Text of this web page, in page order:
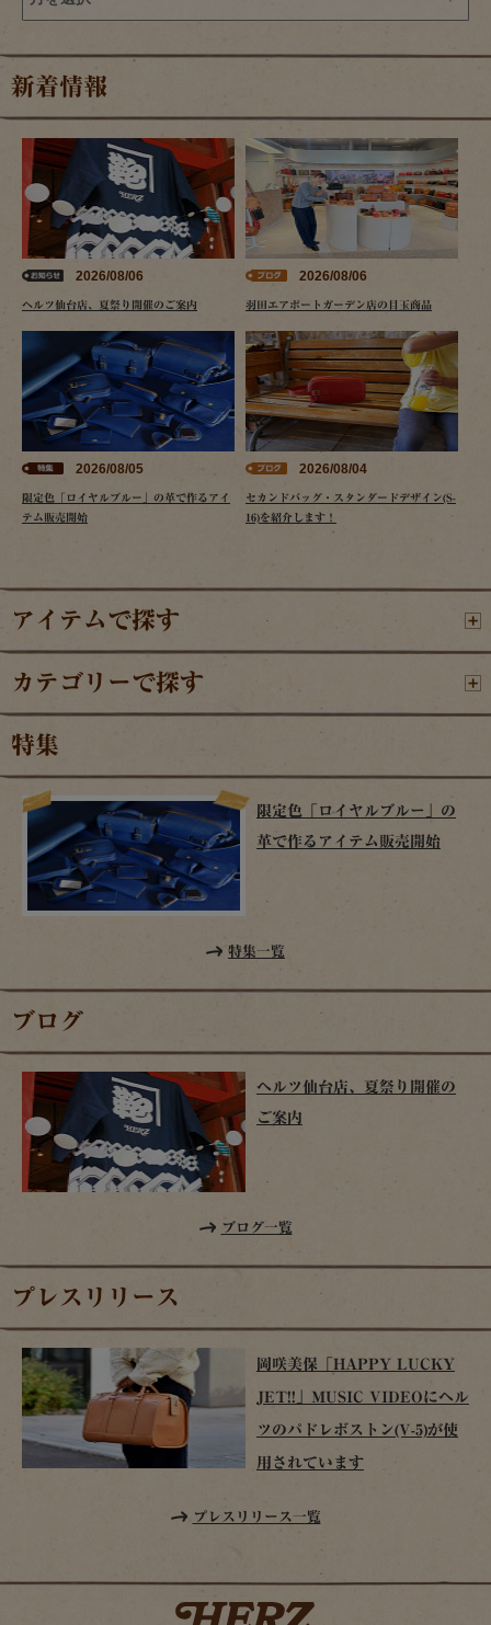
新着情報
2026/08/06
ヘルツ仙台店、夏祭り開催のご案内
2026/08/06
羽田エアポートガーデン店の目玉商品
2026/08/05
限定色「ロイヤルブルー」の革で作るアイ
テム販売開始
2026/08/04
セカンドバッグ・スタンダードデザイン(S-
16)を紹介します！
アイテムで探す
カテゴリーで探す
特集
限定色「ロイヤルブルー」の
革で作るアイテム販売開始
特集一覧
ブログ
ヘルツ仙台店、夏祭り開催の
ご案内
ブログ一覧
プレスリリース
岡咲美保「HAPPY LUCKY
JET!!」MUSIC VIDEOにヘル
ツのパドレボストン(V-5)が使
用されています
プレスリリース一覧